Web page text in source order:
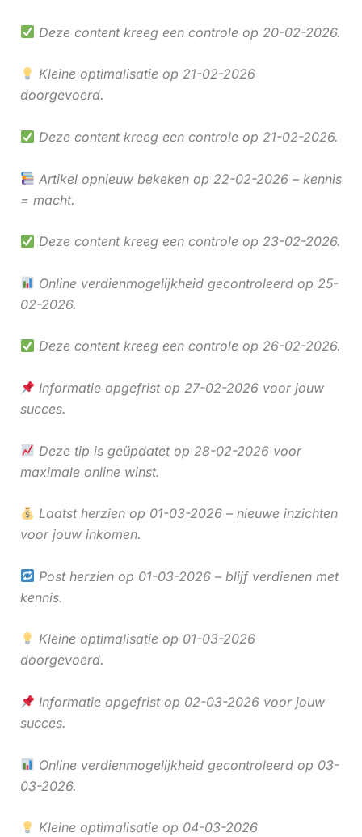
Deze content kreeg een controle op 20-02-2026.
Kleine optimalisatie op 21-02-2026
doorgevoerd.
Deze content kreeg een controle op 21-02-2026.
Artikel opnieuw bekeken op 22-02-2026 – kennis
= macht.
Deze content kreeg een controle op 23-02-2026.
Online verdienmogelijkheid gecontroleerd op 25-
02-2026.
Deze content kreeg een controle op 26-02-2026.
Informatie opgefrist op 27-02-2026 voor jouw
succes.
Deze tip is geüpdatet op 28-02-2026 voor
maximale online winst.
Laatst herzien op 01-03-2026 – nieuwe inzichten
voor jouw inkomen.
Post herzien op 01-03-2026 – blijf verdienen met
kennis.
Kleine optimalisatie op 01-03-2026
doorgevoerd.
Informatie opgefrist op 02-03-2026 voor jouw
succes.
Online verdienmogelijkheid gecontroleerd op 03-
03-2026.
Kleine optimalisatie op 04-03-2026